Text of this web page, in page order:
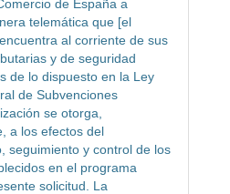
de España a
telemática que [el
al corriente de sus
y de seguridad
de lo dispuesto en la Ley
de Subvenciones
se otorga,
a los efectos del
seguimiento y control de los
en el programa
solicitud. La